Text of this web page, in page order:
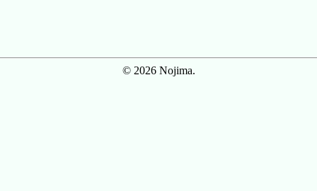
© 2026 Nojima.